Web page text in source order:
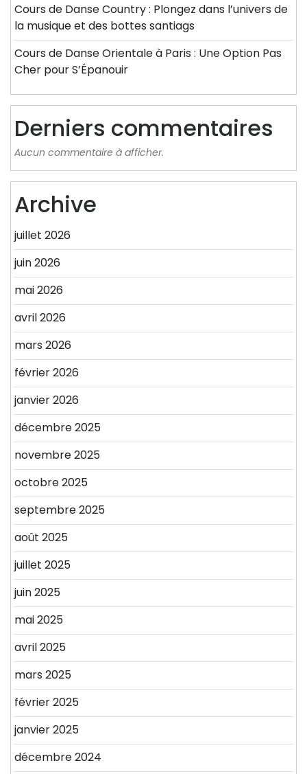
Cours de Danse Country : Plongez dans l’univers de
la musique et des bottes santiags
Cours de Danse Orientale à Paris : Une Option Pas
Cher pour S’Épanouir
Derniers commentaires
Aucun commentaire à afficher.
Archive
juillet 2026
juin 2026
mai 2026
avril 2026
mars 2026
février 2026
janvier 2026
décembre 2025
novembre 2025
octobre 2025
septembre 2025
août 2025
juillet 2025
juin 2025
mai 2025
avril 2025
mars 2025
février 2025
janvier 2025
décembre 2024